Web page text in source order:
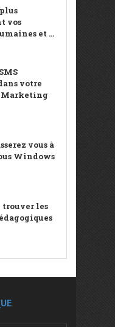
plus
vos
et ...
votre
Marketing
vous à
Windows
trouver les